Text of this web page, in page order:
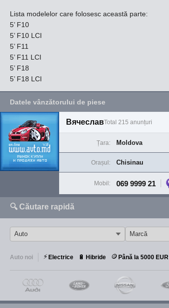
Lista modelelor care folosesc această parte:
5’ F10
5’ F10 LCI
5’ F11
5’ F11 LCI
5’ F18
5’ F18 LCI
Datele vânzătorului de piese
ВячеславTotal 215 anunțuri
Țara: Moldova
Orașul: Chisinau
Mobil: 069 9999 21
🔍 Căutare rapidă
Auto noi ⚡ Electrice 🔋 Hibride 🪙 Până la 5000 EUR